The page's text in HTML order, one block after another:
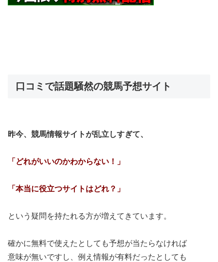
口コミで話題騒然の競馬予想サイト
昨今、競馬情報サイトが乱立しすぎて、
「どれがいいのかわからない！」
「本当に役立つサイトはどれ？」
という疑問を持たれる方が増えてきています。
確かに無料で使えたとしても予想が当たらなければ
意味が無いですし、例え情報が有料だったとしても